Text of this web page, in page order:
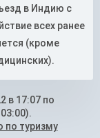
в Индию с
всех ранее
(кроме
в 17:07 по
по туризму